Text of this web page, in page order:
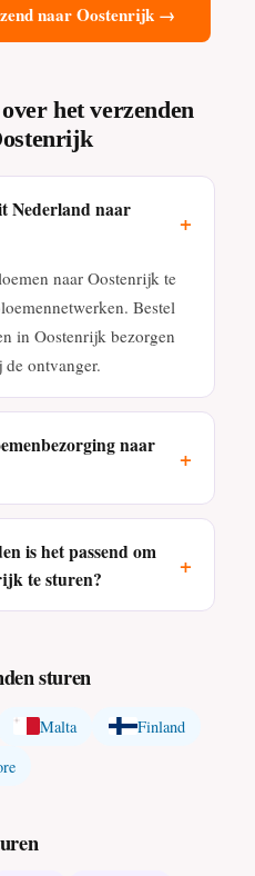
naar Oostenrijk →
het verzenden
Nederland naar
+
naar Oostenrijk te
Bestel
in Oostenrijk bezorgen
ontvanger.
naar
+
is het passend om
te sturen?
+
sturen
Malta
Finland